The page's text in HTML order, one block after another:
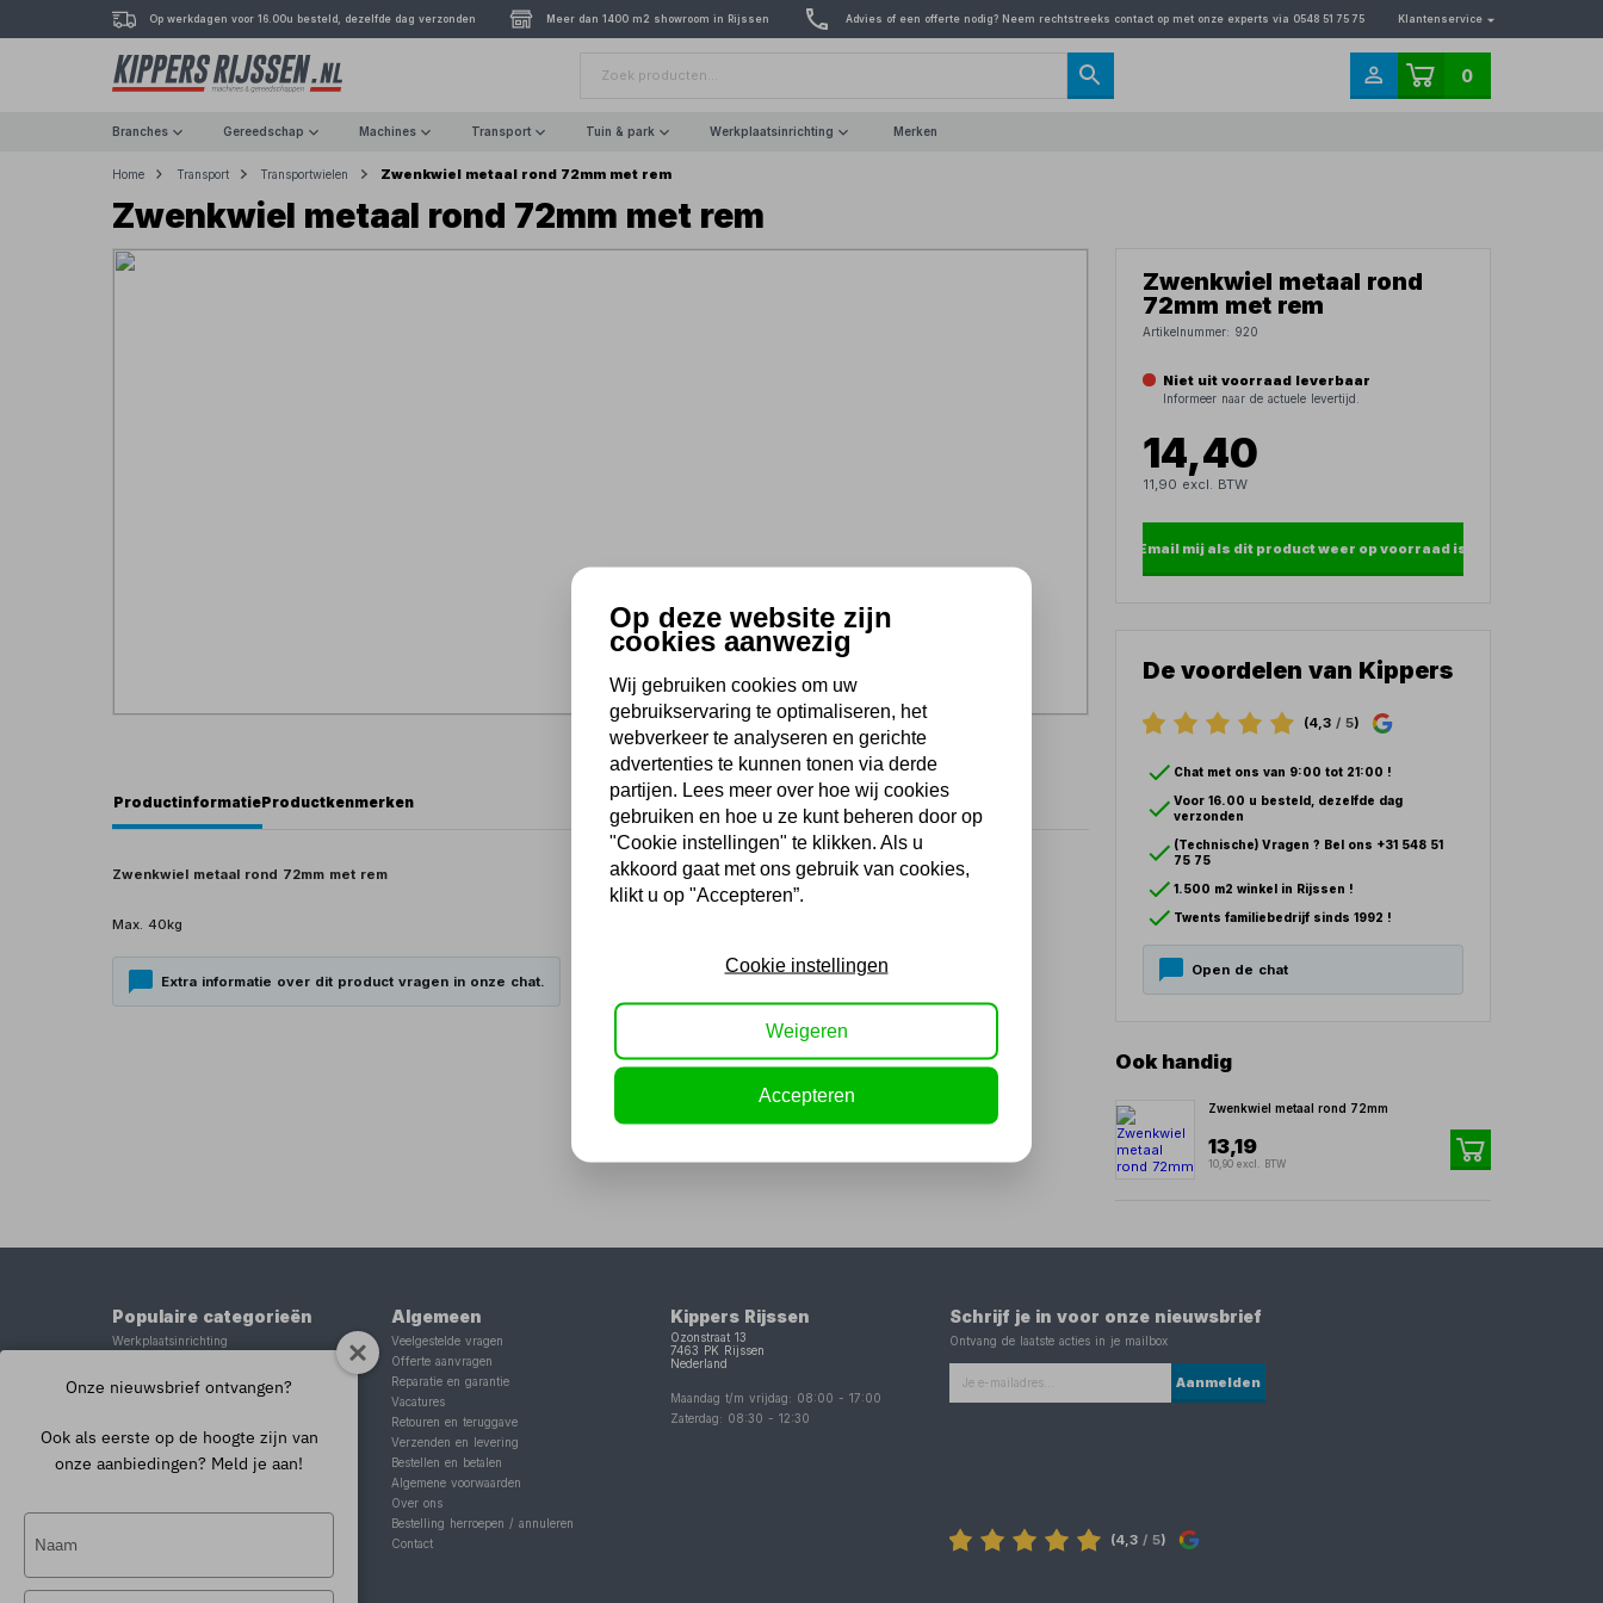
Op werkdagen voor 16.00u besteld, dezelfde dag verzonden Meer dan 1400 m2 showroom in Rijssen Advies of een offerte nodig? Neem rechtstreeks contact op met onze experts via 0548 51 75 75 Klantenservice
0
Branches Gereedschap Machines Transport Tuin & park Werkplaatsinrichting Merken
Home Transport Transportwielen Zwenkwiel metaal rond 72mm met rem
Zwenkwiel metaal rond 72mm met rem
ProductinformatieProductkenmerken
Zwenkwiel metaal rond 72mm met rem
Max. 40kg
Extra informatie over dit product vragen in onze chat.
Zwenkwiel metaal rond
72mm met rem
Artikelnummer: 920
Niet uit voorraad leverbaar
Informeer naar de actuele levertijd.
14,40
11,90 excl. BTW
Email mij als dit product weer op voorraad is
De voordelen van Kippers
(4,3/ 5)
Chat met ons van 9:00 tot 21:00 !
Voor 16.00 u besteld, dezelfde dag
verzonden
(Technische) Vragen ? Bel ons +31 548 51
75 75
1.500 m2 winkel in Rijssen !
Twents familiebedrijf sinds 1992 !
Open de chat
Ook handig
Zwenkwiel metaal rond 72mm
13,19
10,90 excl. BTW
Populaire categorieën
Werkplaatsinrichting
Tig lasapparaat
Motorlift
Schaarlift
Algemeen
Veelgestelde vragen
Offerte aanvragen
Reparatie en garantie
Vacatures
Retouren en teruggave
Verzenden en levering
Bestellen en betalen
Algemene voorwaarden
Over ons
Bestelling herroepen / annuleren
Contact
Kippers Rijssen
Ozonstraat 13
7463 PK
Rijssen
Nederland
Maandag t/m vrijdag: 08:00 -17:00
Zaterdag: 08:30 -12:30
Schrijf je in voor onze nieuwsbrief
Ontvang de laatste acties in je mailbox
Aanmelden
(4,3 / 5)
Onze nieuwsbrief ontvangen?
Ook als eerste op de hoogte zijn van
onze aanbiedingen? Meld je aan!
naam
Op deze website zijn
cookies aanwezig
Wij gebruiken cookies om uw
gebruikservaring te optimaliseren, het
webverkeer te analyseren en gerichte
advertenties te kunnen tonen via derde
partijen. Lees meer over hoe wij cookies
gebruiken en hoe u ze kunt beheren door op
"Cookie instellingen" te klikken. Als u
akkoord gaat met ons gebruik van cookies,
klikt u op "Accepteren”.
Cookie instellingen
Weigeren
Accepteren